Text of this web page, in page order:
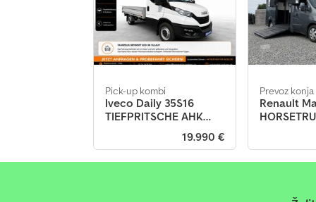
Pick-up kombi
Iveco Daily 35S16
TIEFPRITSCHE AHK
19.990 €
Prevoz konja
Renault
STALLION